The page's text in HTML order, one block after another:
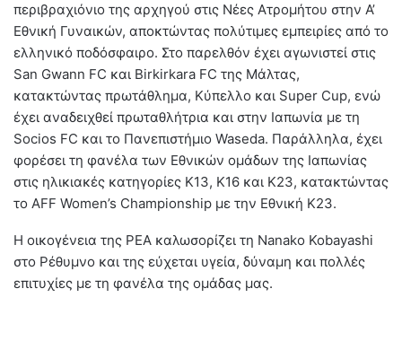
περιβραχιόνιο της αρχηγού στις Νέες Ατρομήτου στην Α’
Εθνική Γυναικών, αποκτώντας πολύτιμες εμπειρίες από το
ελληνικό ποδόσφαιρο. Στο παρελθόν έχει αγωνιστεί στις
San Gwann FC και Birkirkara FC της Μάλτας,
κατακτώντας πρωτάθλημα, Κύπελλο και Super Cup, ενώ
έχει αναδειχθεί πρωταθλήτρια και στην Ιαπωνία με τη
Socios FC και το Πανεπιστήμιο Waseda. Παράλληλα, έχει
φορέσει τη φανέλα των Εθνικών ομάδων της Ιαπωνίας
στις ηλικιακές κατηγορίες Κ13, Κ16 και Κ23, κατακτώντας
το AFF Women’s Championship με την Εθνική Κ23.
Η οικογένεια της ΡΕΑ καλωσορίζει τη Nanako Kobayashi
στο Ρέθυμνο και της εύχεται υγεία, δύναμη και πολλές
επιτυχίες με τη φανέλα της ομάδας μας.